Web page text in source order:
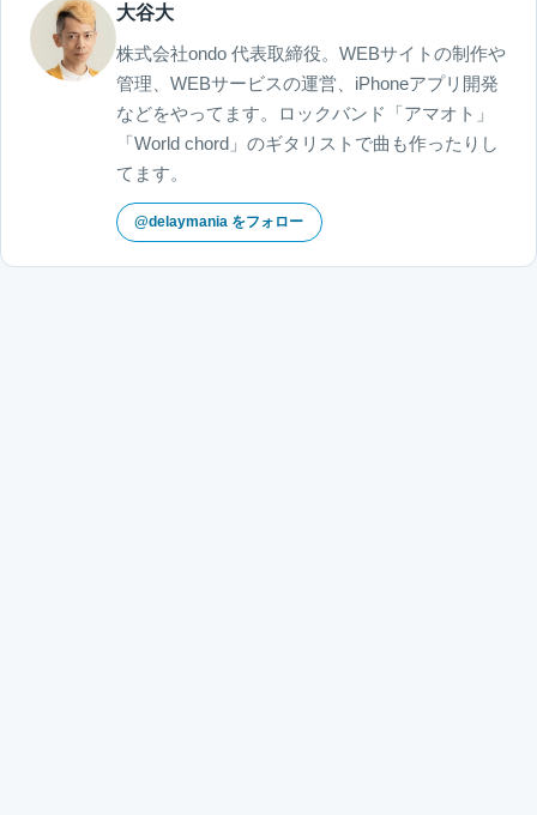
大谷大
株式会社ondo 代表取締役。WEBサイトの制作や
管理、WEBサービスの運営、iPhoneアプリ開発
などをやってます。ロックバンド「アマオト」
「World chord」のギタリストで曲も作ったりし
てます。
@delaymania をフォロー